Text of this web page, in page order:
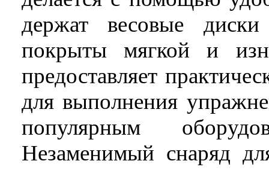
держат весовые
покрыты мягкой и
предоставляет
для выполнения
популярным
Незаменимый снаряд